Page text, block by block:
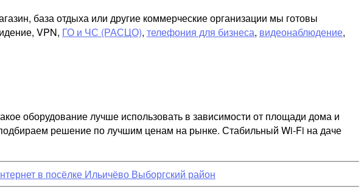
база отдыха или другие коммерческие организации мы готовы
VPN, ГО и ЧС (РАСЦО), телефония для бизнеса, видеонаблюдение,
оборудование лучше использовать в зависимости от площади дома и
решение по лучшим ценам на рынке. Стабильный Wi-Fi на даче
в посёлке Ильичёво Выборгский район